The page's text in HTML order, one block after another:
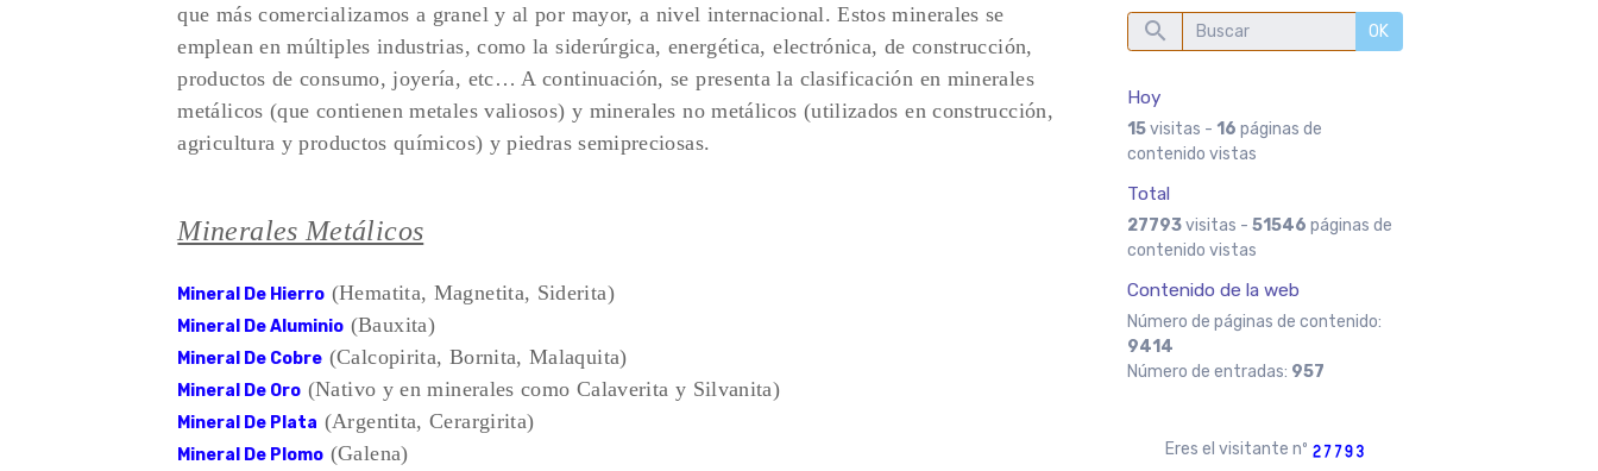
que más comercializamos a granel y al por mayor, a nivel internacional. Estos minerales se
emplean en múltiples industrias, como la siderúrgica, energética, electrónica, de construcción,
productos de consumo, joyería, etc… A continuación, se presenta la clasificación en minerales
metálicos (que contienen metales valiosos) y minerales no metálicos (utilizados en construcción,
agricultura y productos químicos) y piedras semipreciosas.
Minerales Metálicos
Mineral De Hierro (Hematita, Magnetita, Siderita)
Mineral De Aluminio (Bauxita)
Mineral De Cobre (Calcopirita, Bornita, Malaquita)
Mineral De Oro (Nativo y en minerales como Calaverita y Silvanita)
Mineral De Plata (Argentita, Cerargirita)
Mineral De Plomo (Galena)
OK
Hoy
15visitas - 16 páginas de
contenido vistas
Total
27793visitas -51546 páginas de
contenido vistas
Contenido de la web
Número de páginas de contenido:
9414
Número de entradas: 957
Eres el visitante nº